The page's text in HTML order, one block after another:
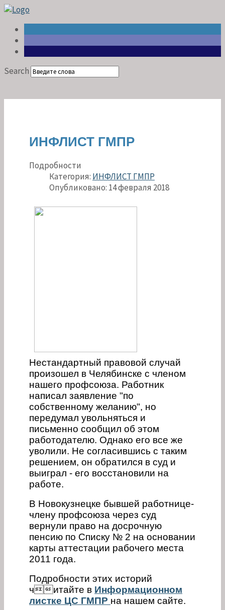
Search
ИНФЛИСТ ГМПР
Подробности
Категория: ИНФЛИСТ ГМПР
Опубликовано: 14 февраля 2018
Нестандартный правовой случай
произошел в Челябинске с членом
нашего профсоюза. Работник
написал заявление "по
собственному желанию", но
передумал увольняться и
письменно сообщил об этом
работодателю. Однако его все же
уволили. Не согласившись с таким
решением, он обратился в суд и
выиграл - его восстановили на
работе.
В Новокузнецке бывшей работнице-
члену профсоюза через суд
вернули право на досрочную
пенсию по Списку № 2 на основании
карты аттестации рабочего места
2011 года.
Подробности этих историй
читайте в Информационном
листке ЦС ГМПР на нашем сайте.